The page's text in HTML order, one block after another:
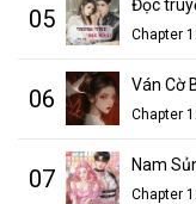
05
Chapter
06 Ván Cờ
Chapter
07 Nam
Chapter